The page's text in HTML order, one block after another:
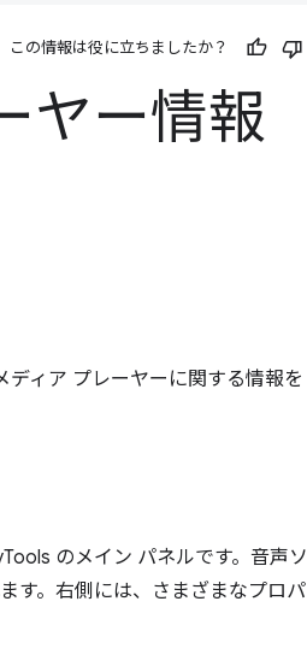
この情報は役に立ちましたか？
ヤー情報
ィア プレーヤーに関する情報を
のメイン パネルです。音声ソ
す。右側には、さまざまなプロパ